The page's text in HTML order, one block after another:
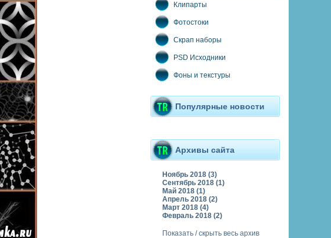
Клипарты
Фотостоки
Скрап наборы
PSD Исходники
Фоны и текстуры
Популярные новости
Архивы сайта
Ноябрь 2018 (3)
Сентябрь 2018 (1)
Май 2018 (1)
Апрель 2018 (2)
Март 2018 (4)
Февраль 2018 (2)
Показать / скрыть весь архив